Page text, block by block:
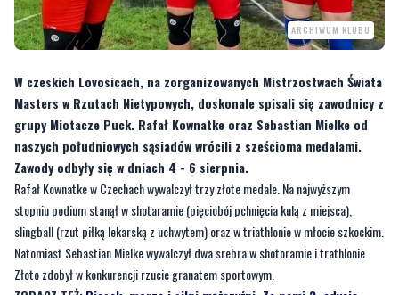
W czeskich Lovosicach, na zorganizowanych Mistrzostwach Świata
Masters w Rzutach Nietypowych, doskonale spisali się zawodnicy z
naszych południowych sąsiadów wrócili z sześcioma medalami.
Zawody odbyły się w dniach 4 - 6 sierpnia.
Rafał Kownatke w Czechach wywalczył trzy złote medale. Na najwyższym
stopniu podium stanął w shotaramie (pięciobój pchnięcia kulą z miejsca),
slingball (rzut piłką lekarską z uchwytem) oraz w triathlonie w młocie szkockim.
Natomiast Sebastian Mielke wywalczył dwa srebra w shotoramie i trathlonie.
Złoto zdobył w konkurencji rzucie granatem sportowym.
ZOBACZ TEŻ: Piasek, morze i silni mężczyźni. Za nami 3. edycja
Strongman Cup w Dębkach